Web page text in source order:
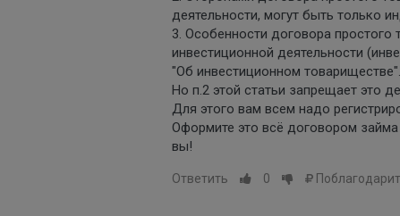
деятельности, могут быть только
3. Особенности договора
инвестиционной деятельности
"Об инвестиционном товариществе".
Но п.2 этой статьи запрещает это
Для этого вам всем надо
Оформите это всё договором
вы!
Ответить 0